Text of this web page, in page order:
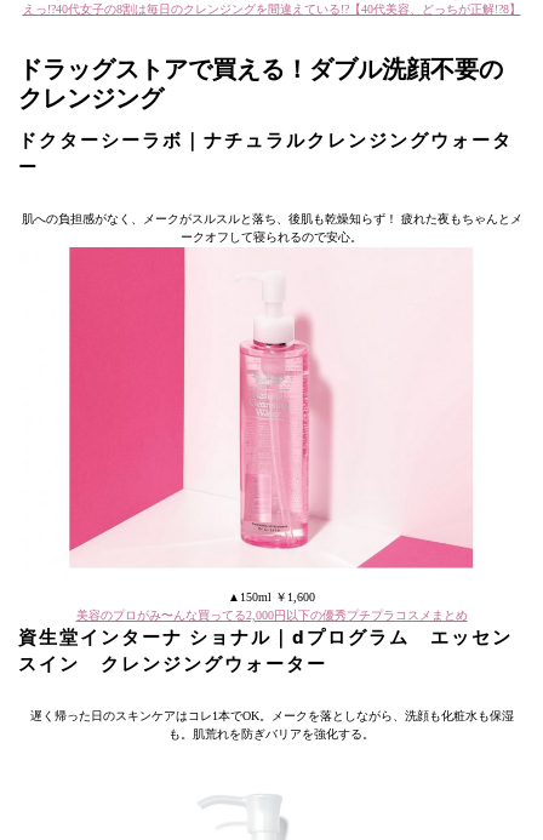
えっ!?40代女子の8割は毎日のクレンジングを間違えている!?【40代美容、どっちが正解!?8】
ドラッグストアで買える！ダブル洗顔不要の
クレンジング
ドクターシーラボ｜ナチュラルクレンジングウォータ
ー
肌への負担感がなく、メークがスルスルと落ち、後肌も乾燥知らず！ 疲れた夜もちゃんとメ
ークオフして寝られるので安心。
▲150ml ￥1,600
美容のプロがみ〜んな買ってる2,000円以下の優秀プチプラコスメまとめ
資生堂インターナ ショナル｜dプログラム エッセン
スイン クレンジングウォーター
遅く帰った日のスキンケアはコレ1本でOK。メークを落としながら、洗顔も化粧水も保湿
も。肌荒れを防ぎバリアを強化する。